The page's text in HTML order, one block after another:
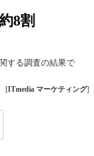
8割
する調査の結果で
[ITmedia マーケティング]